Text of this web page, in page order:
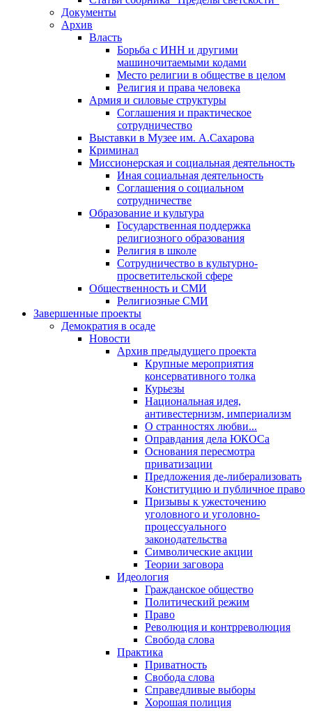
Документы
Архив
Власть
Борьба с ИНН и другими
машиночитаемыми кодами
Место религии в обществе в целом
Религия и права человека
Армия и силовые структуры
Соглашения и практическое
сотрудничество
Выставки в Музее им. А.Сахарова
Криминал
Миссионерская и социальная деятельность
Иная социальная деятельность
Соглашения о социальном
сотрудничестве
Образование и культура
Государственная поддержка
религиозного образования
Религия в школе
Сотрудничество в культурно-
просветительской сфере
Общественность и СМИ
Религиозные СМИ
Завершенные проекты
Демократия в осаде
Новости
Архив предыдущего проекта
Крупные мероприятия
консервативного толка
Курьезы
Национальная идея,
антивестернизм, империализм
О странностях любви...
Оправдания дела ЮКОСа
Основания пересмотра
приватизации
Предложения де-либерализовать
Конституцию и публичное право
Призывы к ужесточению
уголовного и уголовно-
процессуального
законодательства
Символические акции
Теории заговора
Идеология
Гражданское общество
Политический режим
Право
Революция и контрреволюция
Свобода слова
Практика
Приватность
Свобода слова
Справедливые выборы
Хорошая полиция